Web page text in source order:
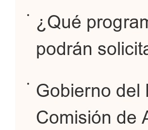
¿Qué
podrán
Gobierno del
Comisión de